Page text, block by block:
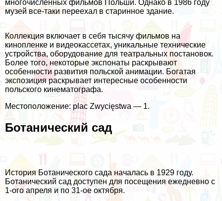
многочисленных фильмов Польши. Однако в 1986 году
музей все-таки переехал в старинное здание.
Коллекция включает в себя тысячу фильмов на
кинопленке и видеокассетах, уникальные технические
устройства, оборудование для театральных постановок.
Более того, некоторые экспонаты раскрывают
особенности развития польской анимации. Богатая
экспозиция раскрывает интересные особенности
польского кинематографа.
Местоположение: plac Zwycięstwa — 1.
Ботанический сад
История Ботанического сада началась в 1929 году.
Ботанический сад доступен для посещения ежедневно с
1-ого апреля и по 31-ое октября.